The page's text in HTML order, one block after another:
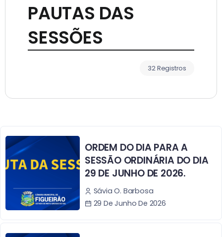
PAUTAS DAS
SESSÕES
32 Registros
ORDEM DO DIA PARA A
SESSÃO ORDINÁRIA DO DIA
29 DE JUNHO DE 2026.
Sávia O. Barbosa
29 De Junho De 2026